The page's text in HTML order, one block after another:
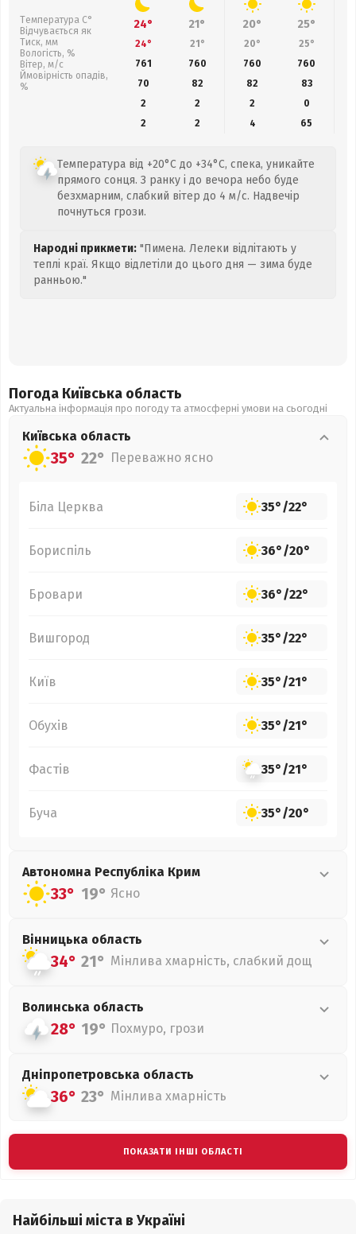
Температура С°
Відчувається як
Тиск, мм
Вологість, %
Вітер, м/с
Ймовірність опадів,
%
24° 21° 20° 25°
24° 21° 20° 25°
761
760 760 760
70
82 82 83
2
2 2
0
2
2 4 65
Температура від +20°C до +34°C, спека, уникайте
прямого сонця. З ранку і до вечора небо буде
безхмарним, слабкий вітер до 4 м/с. Надвечір
почнуться грози.
Народні прикмети: "Пимена. Лелеки відлітають у
теплі краї. Якщо відлетіли до цього дня — зима буде
ранньою."
Погода Київська область
Актуальна інформація про погоду та атмосферні умови на сьогодні
Київська область
35° 22° Переважно ясно
Біла Церква 35°/22°
Бориспіль 36°/20°
Бровари 36°/22°
Вишгород 35°/22°
Київ 35°/21°
Обухів 35°/21°
Фастів 35°/21°
Буча 35°/20°
Автономна Республіка Крим
33° 19° Ясно
Вінницька область
34° 21° Мінлива хмарність, слабкий дощ
Волинська область
28° 19° Похмуро, грози
Дніпропетровська область
36° 23° Мінлива хмарність
ПОКАЗАТИ ІНШІ ОБЛАСТІ
Найбільші міста в Україні